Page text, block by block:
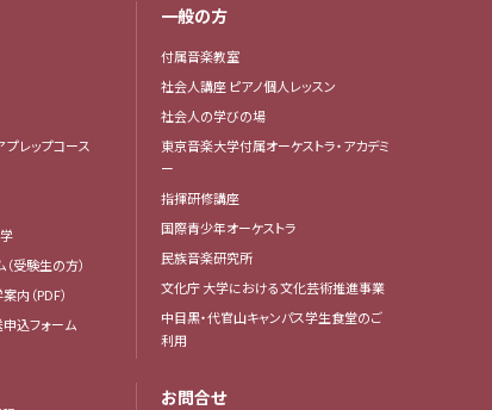
プレップコース
受験生の方）
内（PDF）
申込フォーム
一般の方
付属音楽教室
社会人講座 ピアノ個人レッスン
社会人の学びの場
東京音楽大学付属オーケストラ・アカデミ
ー
指揮研修講座
国際青少年オーケストラ
民族音楽研究所
文化庁 大学における文化芸術推進事業
中目黒・代官山キャンパス学生食堂のご
利用
お問合せ